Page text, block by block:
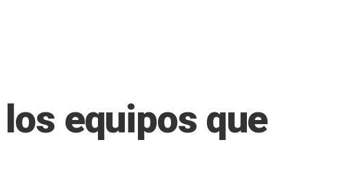
equipos que